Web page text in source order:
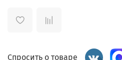
Спросить о товаре